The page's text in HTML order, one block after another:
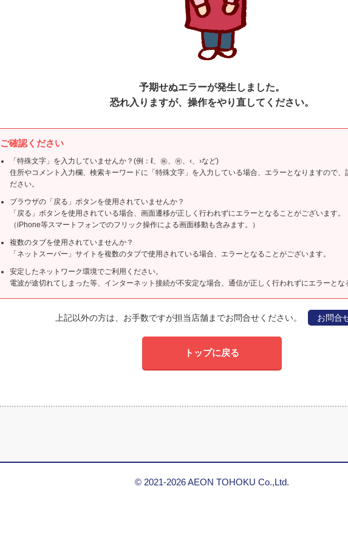
予期せぬエラーが発生しました。
恐れ入りますが、操作をやり直してください。
ご確認ください
「特殊文字」を入力していませんか？(例：ℓ、㊑、㊒、‹、›など)
住所やコメント入力欄、検索キーワードに「特殊文字」を入力している場合、エラーとなりますので、
ださい。
ブラウザの「戻る」ボタンを使用されていませんか？
「戻る」ボタンを使用されている場合、画面遷移が正しく行われずにエラーとなることがございます。
（iPhone等スマートフォンでのフリック操作による画面移動も含みます。）
複数のタブを使用されていませんか？
「ネットスーパー」サイトを複数のタブで使用されている場合、エラーとなることがございます。
安定したネットワーク環境でご利用ください。
電波が途切れてしまった等、インターネット接続が不安定な場合、通信が正しく行われずにエラーとな
上記以外の方は、お手数ですが担当店舗までお問合せください。 お問合
トップに戻る
© 2021-2026 AEON TOHOKU Co.,Ltd.